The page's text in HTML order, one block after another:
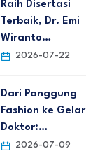
Raih Disertasi
Terbaik, Dr. Emi
Wiranto…
2026-07-22
Dari Panggung
Fashion ke Gelar
Doktor:…
2026-07-09